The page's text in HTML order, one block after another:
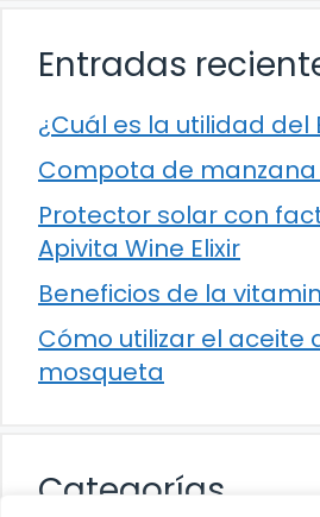
Entradas
¿Cuál es la utilidad del
Compota de
Protector solar con
Apivita Wine Elixir
Beneficios de la
Cómo utilizar el aceite
mosqueta
Categorías